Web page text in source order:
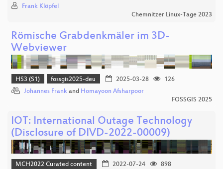
Frank Klöpfel
Chemnitzer Linux-Tage 2023
Römische Grabdenkmäler im 3D-
Webviewer
HS3 (S1) fossgis2025-deu 2025-03-28
126
Johannes Frank and Homayoon Afsharpoor
FOSSGIS 2025
IOT: International Outage Technology
(Disclosure of DIVD-2022-00009)
MCH2022 Curated content 2022-07-24
898